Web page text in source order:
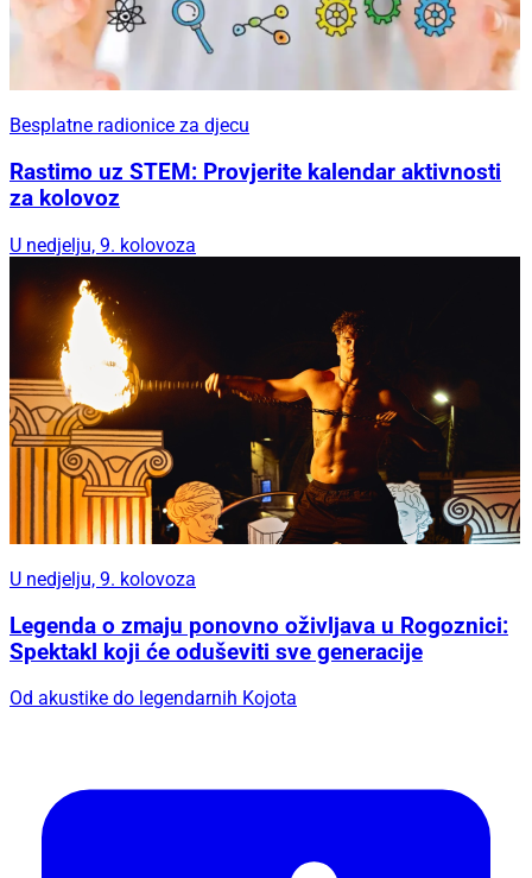
Besplatne radionice za djecu
Rastimo uz STEM: Provjerite kalendar aktivnosti
za kolovoz
U nedjelju, 9. kolovoza
U nedjelju, 9. kolovoza
Legenda o zmaju ponovno oživljava u Rogoznici:
Spektakl koji će oduševiti sve generacije
Od akustike do legendarnih Kojota